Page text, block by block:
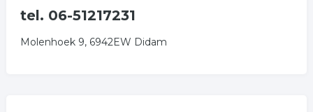
tel. 06-51217231
Molenhoek 9, 6942EW Didam